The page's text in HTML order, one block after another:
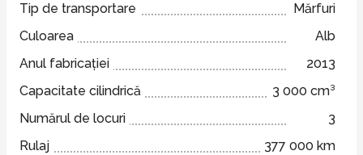
Tip de transportare
Mărfuri
Culoarea
Alb
Anul fabricației
2013
Capacitate cilindrică
3 000 cm³
Numărul de locuri
3
Rulaj
377 000 km